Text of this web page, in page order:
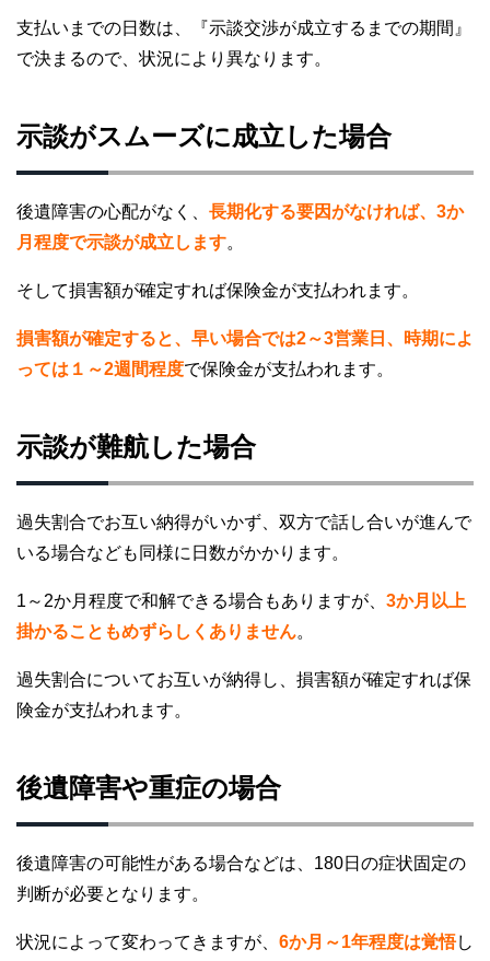
支払いまでの日数は、『示談交渉が成立するまでの期間』
で決まるので、状況により異なります。
示談がスムーズに成立した場合
後遺障害の心配がなく、 長期化する要因がなければ、3か
月程度で示談が成立します。
そして損害額が確定すれば保険金が支払われます。
損害額が確定すると、早い場合では2～3営業日、時期によ
っては１～2週間程度で保険金が支払われます。
示談が難航した場合
過失割合でお互い納得がいかず、双方で話し合いが進んで
いる場合なども同様に日数がかかります。
1～2か月程度で和解できる場合もありますが、 3か月以上
掛かることもめずらしくありません。
過失割合についてお互いが納得し、損害額が確定すれば保
険金が支払われます。
後遺障害や重症の場合
後遺障害の可能性がある場合などは、180日の症状固定の
判断が必要となります。
状況によって変わってきますが、 6か月～1年程度は覚悟し